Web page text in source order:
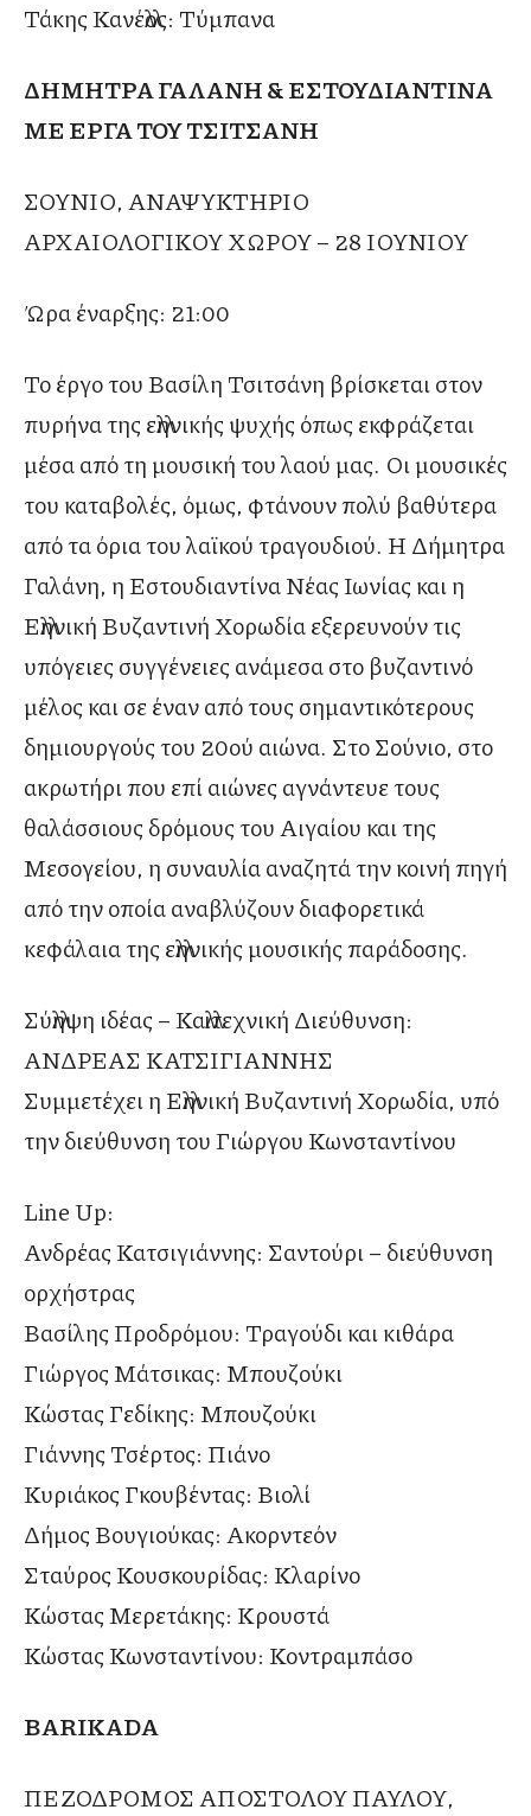
Τάκης Κανέλλος: Τύμπανα
ΔΗΜΗΤΡΑ ΓΑΛΑΝΗ & ΕΣΤΟΥΔΙΑΝΤΙΝΑ
ΜΕ ΕΡΓΑ ΤΟΥ ΤΣΙΤΣΑΝΗ
ΣΟΥΝΙΟ, ΑΝΑΨΥΚΤΗΡΙΟ
ΑΡΧΑΙΟΛΟΓΙΚΟΥ ΧΩΡΟΥ – 28 ΙΟΥΝΙΟΥ
Ώρα έναρξης: 21:00
Το έργο του Βασίλη Τσιτσάνη βρίσκεται στον
πυρήνα της ελληνικής ψυχής όπως εκφράζεται
μέσα από τη μουσική του λαού μας. Οι μουσικές
του καταβολές, όμως, φτάνουν πολύ βαθύτερα
από τα όρια του λαϊκού τραγουδιού. Η Δήμητρα
Γαλάνη, η Εστουδιαντίνα Νέας Ιωνίας και η
Ελληνική Βυζαντινή Χορωδία εξερευνούν τις
υπόγειες συγγένειες ανάμεσα στο βυζαντινό
μέλος και σε έναν από τους σημαντικότερους
δημιουργούς του 20ού αιώνα. Στο Σούνιο, στο
ακρωτήρι που επί αιώνες αγνάντευε τους
θαλάσσιους δρόμους του Αιγαίου και της
Μεσογείου, η συναυλία αναζητά την κοινή πηγή
από την οποία αναβλύζουν διαφορετικά
κεφάλαια της ελληνικής μουσικής παράδοσης.
Σύλληψη ιδέας – Καλλιτεχνική Διεύθυνση:
ΑΝΔΡΕΑΣ ΚΑΤΣΙΓΙΑΝΝΗΣ
Συμμετέχει η Ελληνική Βυζαντινή Χορωδία, υπό
την διεύθυνση του Γιώργου Κωνσταντίνου
Line Up:
Ανδρέας Κατσιγιάννης: Σαντούρι – διεύθυνση
ορχήστρας
Βασίλης Προδρόμου: Τραγούδι και κιθάρα
Γιώργος Μάτσικας: Μπουζούκι
Κώστας Γεδίκης: Μπουζούκι
Γιάννης Τσέρτος: Πιάνο
Κυριάκος Γκουβέντας: Βιολί
Δήμος Βουγιούκας: Ακορντεόν
Σταύρος Κουσκουρίδας: Κλαρίνο
Κώστας Μερετάκης: Κρουστά
Κώστας Κωνσταντίνου: Κοντραμπάσο
BARIKADA
ΠΕΖΟΔΡΟΜΟΣ ΑΠΟΣΤΟΛΟΥ ΠΑΥΛΟΥ,